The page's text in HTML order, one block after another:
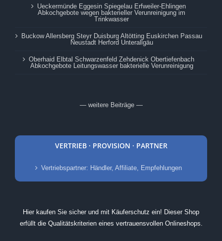
Ueckermünde Eggesin Spiegelau Erfweiler-Ehlingen
Abkochgebote wegen bakterieller Verunreinigung im
Trinkwasser
Buckow Allersberg Steyr Duisburg Altötting Euskirchen Passau
Neustadt Herford Unterallgäu
Oberhaid Elbtal Schwarzenfeld Zehdenick Obertiefenbach
Abkochgebote Leitungswasser bakterielle Verunreinigung
— weitere Beiträge —
VERTRIEB · PROVISION · PARTNER
Vertriebspartner: Händler, Affiliate, Empfehlungen
Hier kaufen Sie sicher und mit Käuferschutz ein! Dieser Shop
erfüllt die Qualitätskriterien eines vertrauensvollen Onlineshops.